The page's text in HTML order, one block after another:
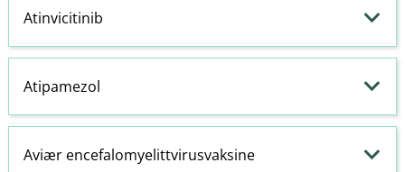
Atinvicitinib
Atipamezol
Aviær encefalomyelittvirusvaksine